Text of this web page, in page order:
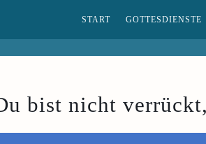
START GOTTESDIENSTE
bist nicht